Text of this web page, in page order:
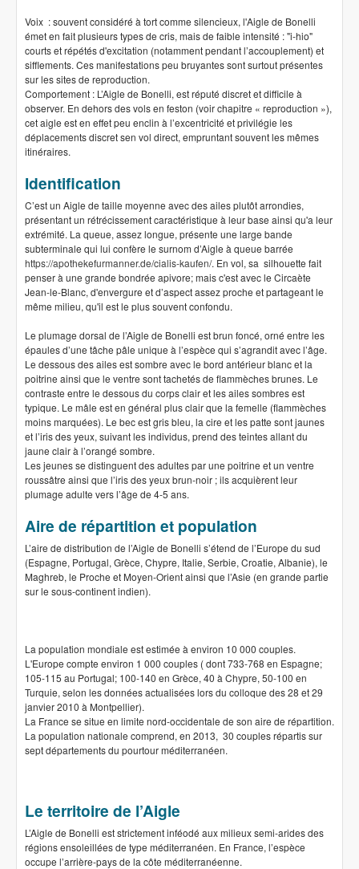
Voix : souvent considéré à tort comme silencieux, l'Aigle de Bonelli
émet en fait plusieurs types de cris, mais de faible intensité : "i-hio"
courts et répétés d'excitation (notamment pendant l’accouplement) et
sifflements. Ces manifestations peu bruyantes sont surtout présentes
sur les sites de reproduction.
Comportement : L’Aigle de Bonelli, est réputé discret et difficile à
observer. En dehors des vols en feston (voir chapitre « reproduction »),
cet aigle est en effet peu enclin à l’excentricité et privilégie les
déplacements discret sen vol direct, empruntant souvent les mêmes
itinéraires.
Identification
C’est un Aigle de taille moyenne avec des ailes plutôt arrondies,
présentant un rétrécissement caractéristique à leur base ainsi qu'a leur
extrémité. La queue, assez longue, présente une large bande
subterminale qui lui confère le surnom d’Aigle à queue barrée
https://apothekefurmanner.de/cialis-kaufen/. En vol, sa silhouette fait
penser à une grande bondrée apivore; mais c'est avec le Circaète
Jean-le-Blanc, d'envergure et d’aspect assez proche et partageant le
même milieu, qu'il est le plus souvent confondu.
Le plumage dorsal de l’Aigle de Bonelli est brun foncé, orné entre les
épaules d’une tâche pâle unique à l’espèce qui s’agrandit avec l’âge.
Le dessous des ailes est sombre avec le bord antérieur blanc et la
poitrine ainsi que le ventre sont tachetés de flammèches brunes. Le
contraste entre le dessous du corps clair et les ailes sombres est
typique. Le mâle est en général plus clair que la femelle (flammèches
moins marquées). Le bec est gris bleu, la cire et les patte sont jaunes
et l’iris des yeux, suivant les individus, prend des teintes allant du
jaune clair à l’orangé sombre.
Les jeunes se distinguent des adultes par une poitrine et un ventre
roussâtre ainsi que l’iris des yeux brun-noir ; ils acquièrent leur
plumage adulte vers l’âge de 4-5 ans.
Aire de répartition et population
L’aire de distribution de l’Aigle de Bonelli s’étend de l’Europe du sud
(Espagne, Portugal, Grèce, Chypre, Italie, Serbie, Croatie, Albanie), le
Maghreb, le Proche et Moyen-Orient ainsi que l’Asie (en grande partie
sur le sous-continent indien).
La population mondiale est estimée à environ 10 000 couples.
L'Europe compte environ 1 000 couples ( dont 733-768 en Espagne;
105-115 au Portugal; 100-140 en Grèce, 40 à Chypre, 50-100 en
Turquie, selon les données actualisées lors du colloque des 28 et 29
janvier 2010 à Montpellier).
La France se situe en limite nord-occidentale de son aire de répartition.
La population nationale comprend, en 2013, 30 couples répartis sur
sept départements du pourtour méditerranéen.
Le territoire de l’Aigle
L’Aigle de Bonelli est strictement inféodé aux milieux semi-arides des
régions ensoleillées de type méditerranéen. En France, l’espèce
occupe l’arrière-pays de la côte méditerranéenne.